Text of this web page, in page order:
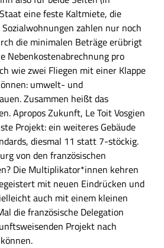
eine feste Kaltmiete, die
zahlen nur noch
die minimalen Beträge erübrigt
Nebenkostenabrechnung pro
wie zwei Fliegen mit einer Klappe
umwelt- und
Zusammen heißt das
Apropos Zukunft, Le Toit Vosgien
Projekt: ein weiteres Gebäude
diesmal 11 statt 7-stöckig.
von den französischen
Die Multiplikator*innen kehren
mit neuen Eindrücken und
auch mit einem kleinen
die französische Delegation
Projekt nach